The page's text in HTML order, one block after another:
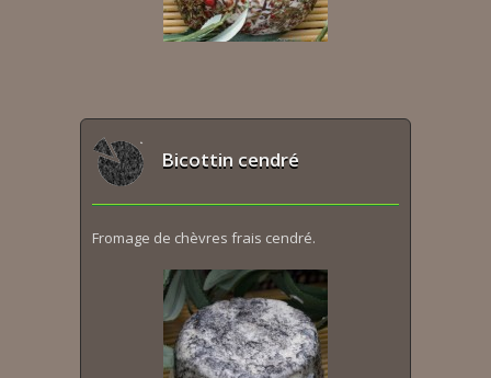
Bicottin cendré
Fromage de chèvres frais cendré.